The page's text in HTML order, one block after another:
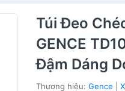
Túi Đeo
GENCE
Đậm Dáng
Thương hiệu:Gence |